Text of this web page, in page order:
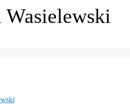
Wasielewski